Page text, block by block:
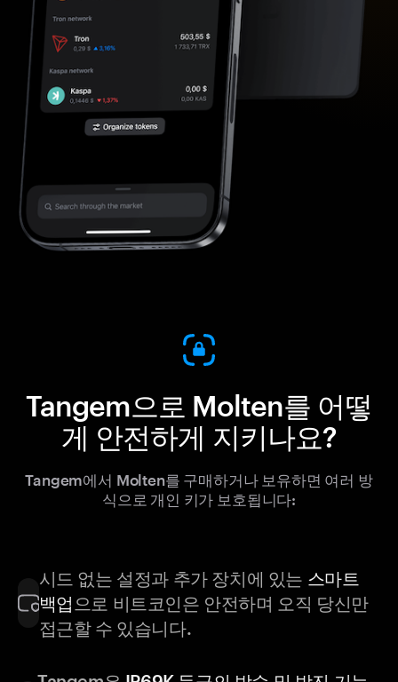
Tangem으로 Molten를 어떻
게 안전하게 지키나요?
Tangem에서 Molten를 구매하거나 보유하면 여러 방
식으로 개인 키가 보호됩니다:
시드 없는 설정과 추가 장치에 있는 스마트
백업 으로 비트코인은 안전하며 오직 당신만
접근할 수 있습니다.